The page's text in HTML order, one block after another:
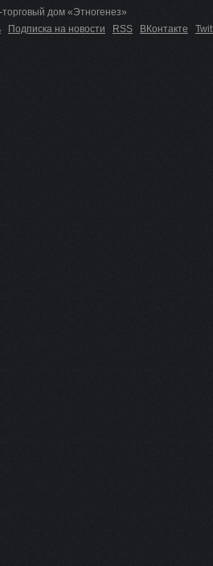
дом «Этногенез»
Подписка на новости RSS ВКонтакте